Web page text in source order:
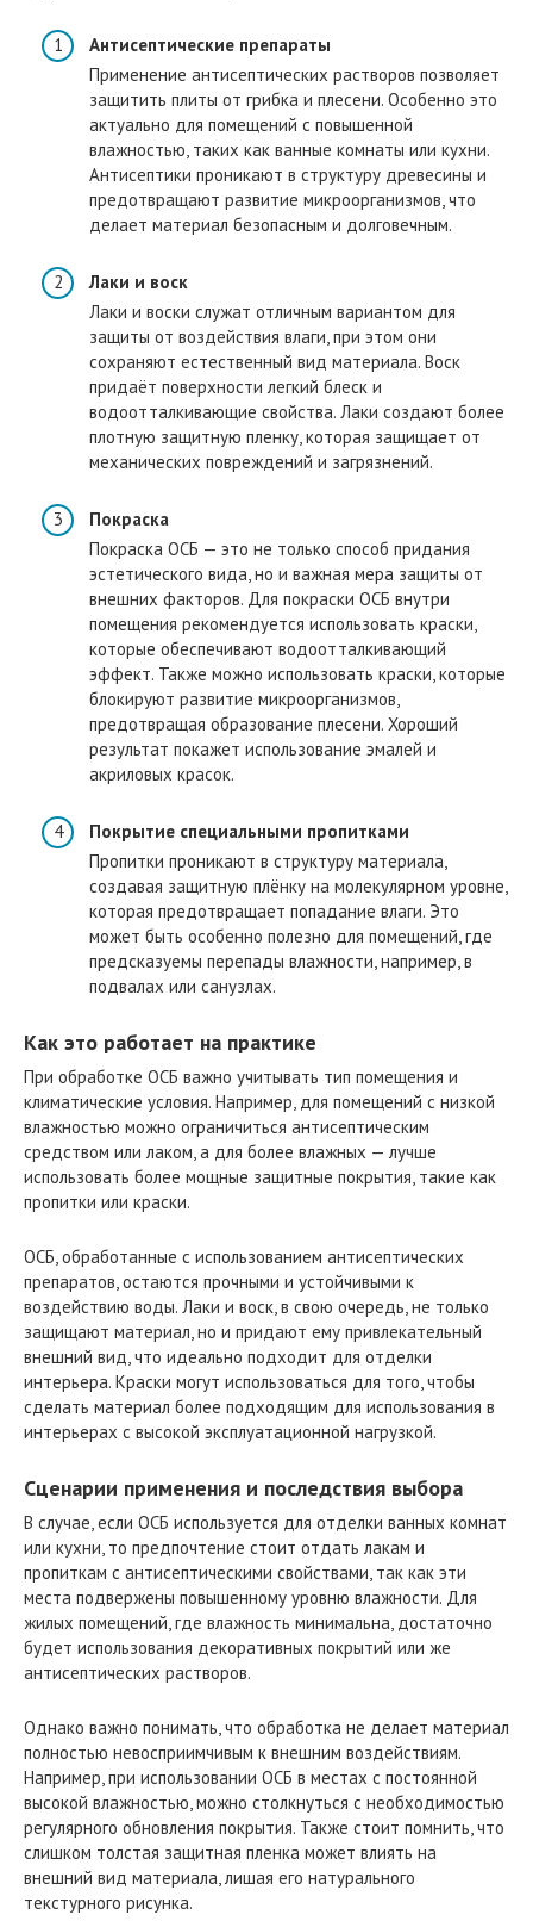
Антисептические препараты
Применение антисептических растворов позволяет
защитить плиты от грибка и плесени. Особенно это
актуально для помещений с повышенной
влажностью, таких как ванные комнаты или кухни.
Антисептики проникают в структуру древесины и
предотвращают развитие микроорганизмов, что
делает материал безопасным и долговечным.
Лаки и воск
Лаки и воски служат отличным вариантом для
защиты от воздействия влаги, при этом они
сохраняют естественный вид материала. Воск
придаёт поверхности легкий блеск и
водоотталкивающие свойства. Лаки создают более
плотную защитную пленку, которая защищает от
механических повреждений и загрязнений.
Покраска
Покраска ОСБ — это не только способ придания
эстетического вида, но и важная мера защиты от
внешних факторов. Для покраски ОСБ внутри
помещения рекомендуется использовать краски,
которые обеспечивают водоотталкивающий
эффект. Также можно использовать краски, которые
блокируют развитие микроорганизмов,
предотвращая образование плесени. Хороший
результат покажет использование эмалей и
акриловых красок.
Покрытие специальными пропитками
Пропитки проникают в структуру материала,
создавая защитную плёнку на молекулярном уровне,
которая предотвращает попадание влаги. Это
может быть особенно полезно для помещений, где
предсказуемы перепады влажности, например, в
подвалах или санузлах.
Как это работает на практике
При обработке ОСБ важно учитывать тип помещения и
климатические условия. Например, для помещений с низкой
влажностью можно ограничиться антисептическим
средством или лаком, а для более влажных — лучше
использовать более мощные защитные покрытия, такие как
пропитки или краски.
ОСБ, обработанные с использованием антисептических
препаратов, остаются прочными и устойчивыми к
воздействию воды. Лаки и воск, в свою очередь, не только
защищают материал, но и придают ему привлекательный
внешний вид, что идеально подходит для отделки
интерьера. Краски могут использоваться для того, чтобы
сделать материал более подходящим для использования в
интерьерах с высокой эксплуатационной нагрузкой.
Сценарии применения и последствия выбора
В случае, если ОСБ используется для отделки ванных комнат
или кухни, то предпочтение стоит отдать лакам и
пропиткам с антисептическими свойствами, так как эти
места подвержены повышенному уровню влажности. Для
жилых помещений, где влажность минимальна, достаточно
будет использования декоративных покрытий или же
антисептических растворов.
Однако важно понимать, что обработка не делает материал
полностью невосприимчивым к внешним воздействиям.
Например, при использовании ОСБ в местах с постоянной
высокой влажностью, можно столкнуться с необходимостью
регулярного обновления покрытия. Также стоит помнить, что
слишком толстая защитная пленка может влиять на
внешний вид материала, лишая его натурального
текстурного рисунка.